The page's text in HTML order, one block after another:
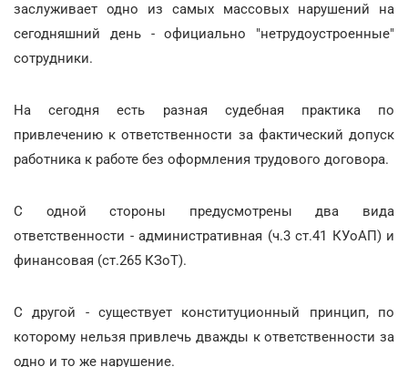
заслуживает одно из самых массовых нарушений на
сегодняшний день - официально "нетрудоустроенные"
сотрудники.
На сегодня есть разная судебная практика по
привлечению к ответственности за фактический допуск
работника к работе без оформления трудового договора.
С одной стороны предусмотрены два вида
ответственности - административная (ч.3 ст.41 КУоАП) и
финансовая (ст.265 КЗоТ).
С другой - существует конституционный принцип, по
которому нельзя привлечь дважды к ответственности за
одно и то же нарушение.